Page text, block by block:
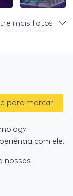
mais fotos
para marcar
com ele.
nossos